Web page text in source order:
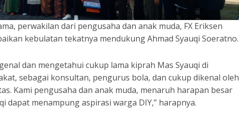
perwakilan dari pengusaha dan anak muda, FX Eriksen
kebulatan tekatnya mendukung Ahmad Syauqi Soeratno.
dan mengetahui cukup lama kiprah Mas Syauqi di
sebagai konsultan, pengurus bola, dan cukup dikenal oleh
Kami pengusaha dan anak muda, menaruh harapan besar
dapat menampung aspirasi warga DIY,” harapnya.